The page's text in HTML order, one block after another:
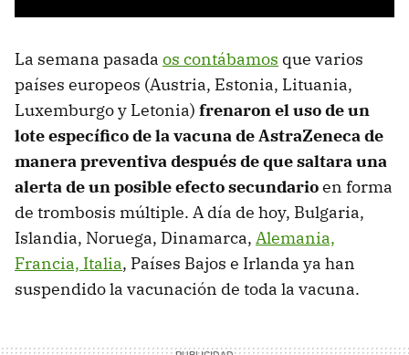
La semana pasada os contábamos que varios
países europeos (Austria, Estonia, Lituania,
Luxemburgo y Letonia) frenaron el uso de un
lote específico de la vacuna de AstraZeneca de
manera preventiva después de que saltara una
alerta de un posible efecto secundarioen forma
de trombosis múltiple. A día de hoy, Bulgaria,
Islandia, Noruega, Dinamarca, Alemania,
Francia, Italia, Países Bajos e Irlanda ya han
suspendido la vacunación de toda la vacuna.